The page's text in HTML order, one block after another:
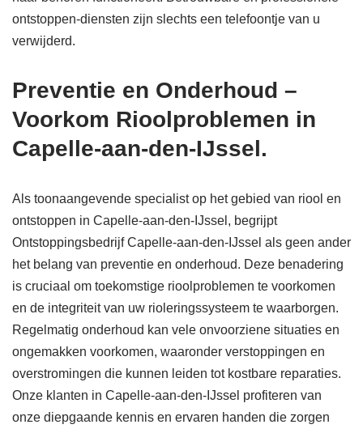
ontstoppen-diensten zijn slechts een telefoontje van u
verwijderd.
Preventie en Onderhoud –
Voorkom Rioolproblemen in
Capelle-aan-den-IJssel.
Als toonaangevende specialist op het gebied van riool en
ontstoppen in Capelle-aan-den-IJssel, begrijpt
Ontstoppingsbedrijf Capelle-aan-den-IJssel als geen ander
het belang van preventie en onderhoud. Deze benadering
is cruciaal om toekomstige rioolproblemen te voorkomen
en de integriteit van uw rioleringssysteem te waarborgen.
Regelmatig onderhoud kan vele onvoorziene situaties en
ongemakken voorkomen, waaronder verstoppingen en
overstromingen die kunnen leiden tot kostbare reparaties.
Onze klanten in Capelle-aan-den-IJssel profiteren van
onze diepgaande kennis en ervaren handen die zorgen